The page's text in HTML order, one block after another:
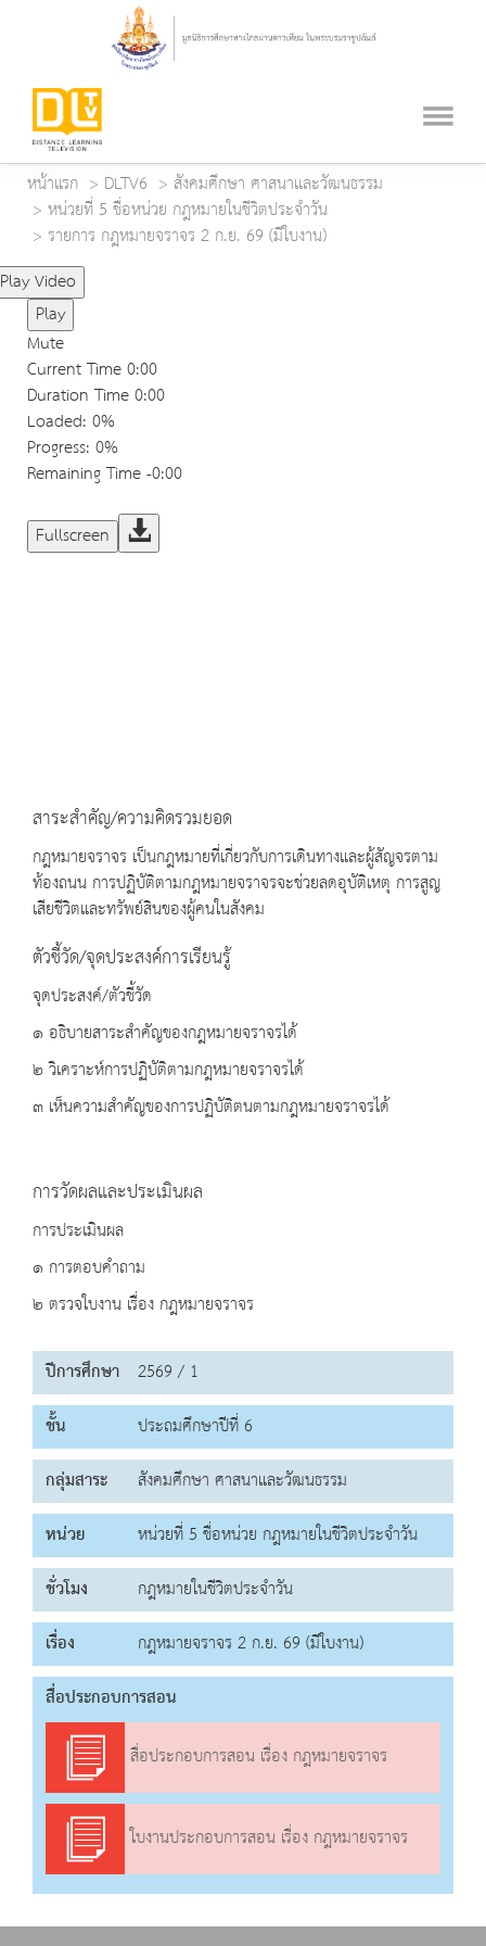
หน้าแรก DLTV6
สังคมศึกษา ศาสนาและวัฒนธรรม
หน่วยที่ 5 ชื่อหน่วย กฎหมายในชีวิตประจำวัน
รายการ กฎหมายจราจร 2 ก.ย. 69 (มีใบงาน)
Play Video
Play
Mute
Current Time0:00
Duration Time0:00
Loaded: 0%
Progress: 0%
Remaining Time-0:00
Fullscreen
สาระสำคัญ/ความคิดรวมยอด
กฎหมายจราจร เป็นกฎหมายที่เกี่ยวกับการเดินทางและผู้สัญจรตาม
ท้องถนน การปฏิบัติตามกฎหมายจราจรจะช่วยลดอุบัติเหตุ การสูญ
เสียชีวิตและทรัพย์สินของผู้คนในสังคม
ตัวชี้วัด/จุดประสงค์การเรียนรู้
จุดประสงค์/ตัวชี้วัด
๑ อธิบายสาระสำคัญของกฎหมายจราจรได้
๒ วิเคราะห์การปฏิบัติตามกฎหมายจราจรได้
๓ เห็นความสำคัญของการปฏิบัติตนตามกฎหมายจราจรได้
การวัดผลและประเมินผล
การประเมินผล
๑ การตอบคำถาม
๒ ตรวจใบงาน เรื่อง กฎหมายจราจร
ปีการศึกษา 2569 / 1
ชั้น
ประถมศึกษาปีที่ 6
กลุ่มสาระ
สังคมศึกษา ศาสนาและวัฒนธรรม
หน่วย
หน่วยที่ 5 ชื่อหน่วย กฎหมายในชีวิตประจำวัน
ชั่วโมง
กฎหมายในชีวิตประจำวัน
เรื่อง
กฎหมายจราจร 2 ก.ย. 69 (มีใบงาน)
สื่อประกอบการสอน
สื่อประกอบการสอน เรื่อง กฎหมายจราจร
ใบงานประกอบการสอน เรื่อง กฎหมายจราจร